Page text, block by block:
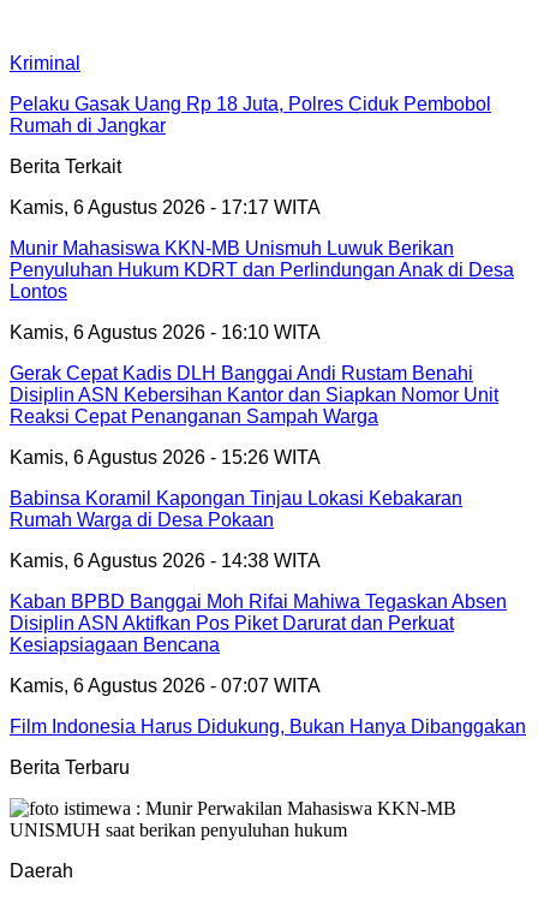
Kriminal
Pelaku Gasak Uang Rp 18 Juta, Polres Ciduk Pembobol
Rumah di Jangkar
Berita Terkait
Kamis, 6 Agustus 2026 - 17:17 WITA
Munir Mahasiswa KKN-MB Unismuh Luwuk Berikan
Penyuluhan Hukum KDRT dan Perlindungan Anak di Desa
Lontos
Kamis, 6 Agustus 2026 - 16:10 WITA
Gerak Cepat Kadis DLH Banggai Andi Rustam Benahi
Disiplin ASN Kebersihan Kantor dan Siapkan Nomor Unit
Reaksi Cepat Penanganan Sampah Warga
Kamis, 6 Agustus 2026 - 15:26 WITA
Babinsa Koramil Kapongan Tinjau Lokasi Kebakaran
Rumah Warga di Desa Pokaan
Kamis, 6 Agustus 2026 - 14:38 WITA
Kaban BPBD Banggai Moh Rifai Mahiwa Tegaskan Absen
Disiplin ASN Aktifkan Pos Piket Darurat dan Perkuat
Kesiapsiagaan Bencana
Kamis, 6 Agustus 2026 - 07:07 WITA
Film Indonesia Harus Didukung, Bukan Hanya Dibanggakan
Berita Terbaru
Daerah